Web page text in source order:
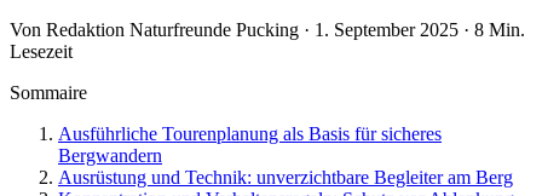
Von Redaktion Naturfreunde Pucking · 1. September 2025 · 8 Min.
Lesezeit
Sommaire
Ausführliche Tourenplanung als Basis für sicheres
Bergwandern
Ausrüstung und Technik: unverzichtbare Begleiter am Berg